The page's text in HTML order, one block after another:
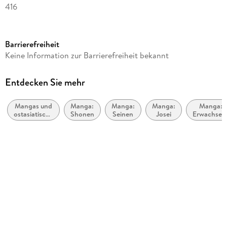
416
Reihe
Herausgegeben von
Übersetzung
Burkhard Höfler
Barrierefreiheit
Keine Information zur Barrierefreiheit bekannt
Entdecken Sie mehr
Mangas und
ostasiatische
Comic-Stile
Manga:
Shonen
Manga:
Seinen
Manga:
Josei
Manga:
(Erotik,